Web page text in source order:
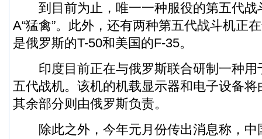
到目前为止，唯一一种服役的第五代战
A“猛禽”。此外，还有两种第五代战斗机正
是俄罗斯的T-50和美国的F-35。
印度目前正在与俄罗斯联合研制一种用
五代战机。该机的机载显示器和电子设备
其余部分则由俄罗斯负责。
除此之外，今年元月份传出消息称，中